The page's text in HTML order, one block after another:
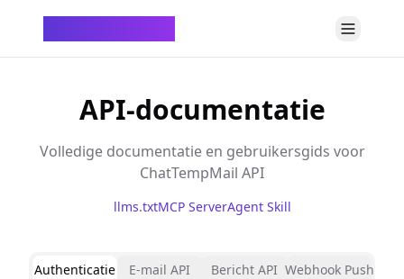
API-documentatie
Volledige documentatie en gebruikersgids voor
ChatTempMail API
llms.txtMCP ServerAgent Skill
Authenticatie E-mail API Bericht API Webhook Push